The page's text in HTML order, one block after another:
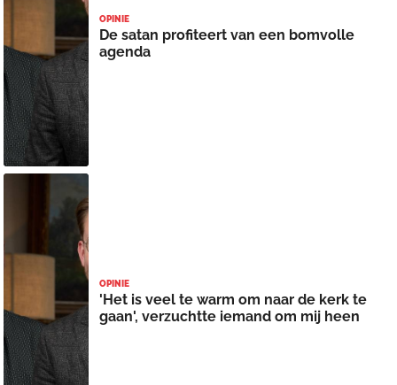
OPINIE
De satan profiteert van een bomvolle
agenda
OPINIE
'Het is veel te warm om naar de kerk te
gaan', verzuchtte iemand om mij heen